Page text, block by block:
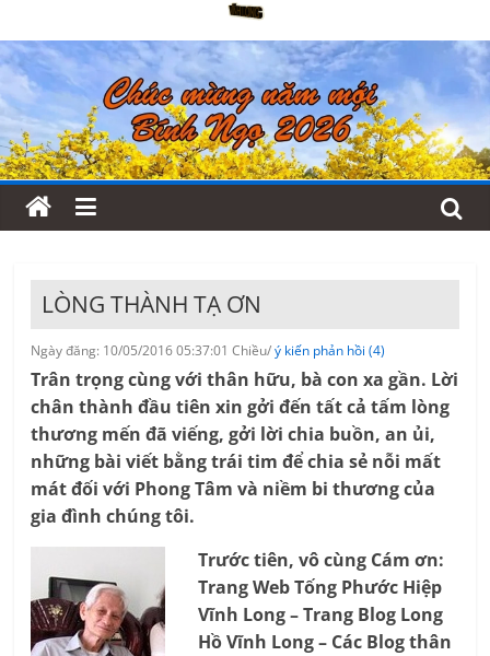
LÒNG THÀNH TẠ ƠN
Ngày đăng: 10/05/2016 05:37:01 Chiều/ý kiến phản hồi (4)
Trân trọng cùng với thân hữu, bà con xa gần. Lời
chân thành đầu tiên xin gởi đến tất cả tấm lòng
thương mến đã viếng, gởi lời chia buồn, an ủi,
những bài viết bằng trái tim để chia sẻ nỗi mất
mát đối với Phong Tâm và niềm bi thương của
gia đình chúng tôi.
Trước tiên, vô cùng Cám ơn:
Trang Web Tống Phước Hiệp
Vĩnh Long – Trang Blog Long
Hồ Vĩnh Long – Các Blog thân